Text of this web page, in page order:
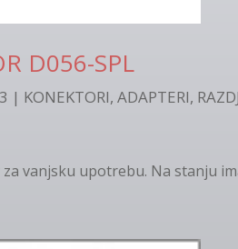
D056-SPL
| KONEKTORI, ADAPTERI,
vanjsku upotrebu. Na stanju